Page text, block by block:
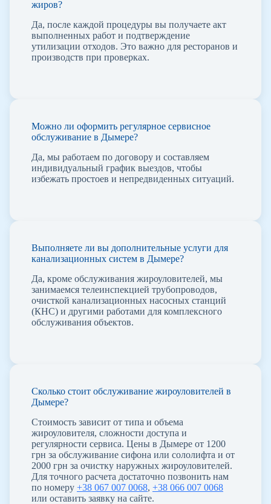
жиров?
Да, после каждой процедуры вы получаете акт
выполненных работ и подтверждение
утилизации отходов. Это важно для ресторанов и
производств при проверках.
Можно ли оформить регулярное сервисное
обслуживание в Дымере?
Да, мы работаем по договору и составляем
индивидуальный график выездов, чтобы
избежать простоев и непредвиденных ситуаций.
Выполняете ли вы дополнительные услуги для
канализационных систем в Дымере?
Да, кроме обслуживания жироуловителей, мы
занимаемся телеинспекцией трубопроводов,
очисткой канализационных насосных станций
(КНС) и другими работами для комплексного
обслуживания объектов.
Сколько стоит обслуживание жироуловителей в
Дымере?
Стоимость зависит от типа и объема
жироуловителя, сложности доступа и
регулярности сервиса. Цены в Дымере от 1200
грн за обслуживание сифона или сололифта и от
2000 грн за очистку наружных жироуловителей.
Для точного расчета достаточно позвонить нам
по номеру +38 067 007 0068, +38 066 007 0068
или оставить заявку на сайте.